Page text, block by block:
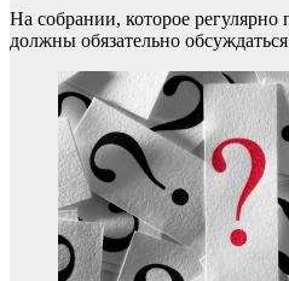
На собрании, которое
должны обязательно